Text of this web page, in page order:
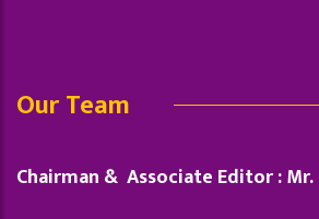
Our Team
Chairman & Associate Editor :